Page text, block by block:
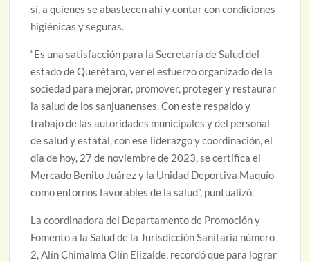
sí, a quienes se abastecen ahí y contar con condiciones
higiénicas y seguras.
“Es una satisfacción para la Secretaría de Salud del
estado de Querétaro, ver el esfuerzo organizado de la
sociedad para mejorar, promover, proteger y restaurar
la salud de los sanjuanenses. Con este respaldo y
trabajo de las autoridades municipales y del personal
de salud y estatal, con ese liderazgo y coordinación, el
día de hoy, 27 de noviembre de 2023, se certifica el
Mercado Benito Juárez y la Unidad Deportiva Maquío
como entornos favorables de la salud”, puntualizó.
La coordinadora del Departamento de Promoción y
Fomento a la Salud de la Jurisdicción Sanitaria número
2, Alín Chimalma Olín Elizalde, recordó que para lograr